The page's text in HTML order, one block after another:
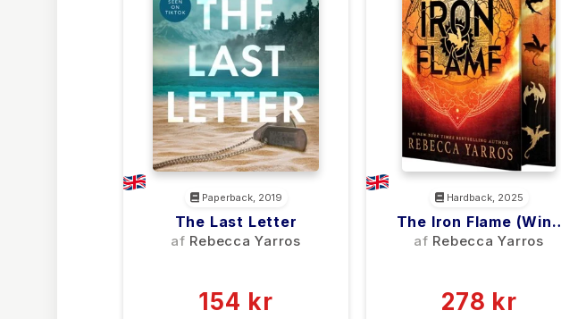
Paperback, 2019
The Last Letter
af Rebecca Yarros
154 kr
Hardback, 2025
The Iron Flame (Wing
And Claw Collection)
af Rebecca Yarros
278 kr